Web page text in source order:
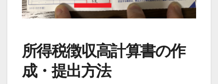
所得税徴収高計算書の作
成・提出方法